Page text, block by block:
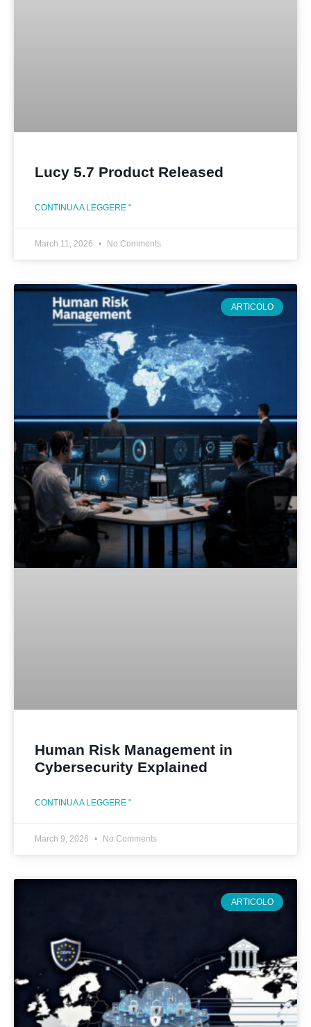
Lucy 5.7 Product Released
CONTINUA A LEGGERE "
March 11, 2026 No Comments
ARTICOLO
Human Risk Management in
Cybersecurity Explained
CONTINUA A LEGGERE "
March 9, 2026 No Comments
ARTICOLO